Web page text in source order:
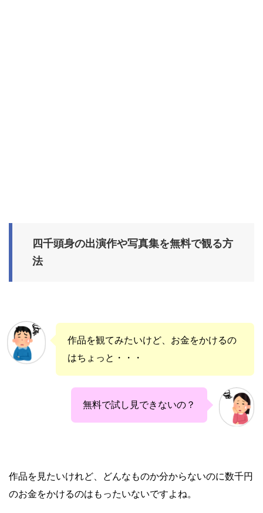
四千頭身の出演作や写真集を無料で観る方
法
作品を観てみたいけど、お金をかけるの
はちょっと・・・
無料で試し見できないの？
作品を見たいけれど、どんなものか分からないのに数千円
のお金をかけるのはもったいないですよね。